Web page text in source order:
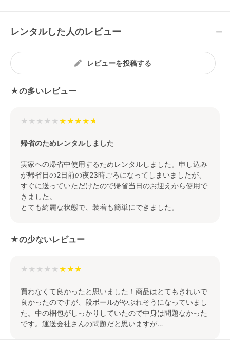
レンタルした人のレビュー
レビューを投稿する
★の多いレビュー
★★★★★
帰省のためレンタルしました
実家への帰省中使用するためレンタルしました。申し込み
が帰省日の2日前の夜23時ごろになってしまいましたが、
すぐに送っていただけたので帰省当日のお迎えから使用で
きました。
とても綺麗な状態で、装着も簡単にできました。
★の少ないレビュー
★★★★★
買わなくて良かったと思いました！商品はとてもきれいで
良かったのですが、段ボールがやぶれそうになっていまし
た。中の梱包がしっかりしていたので中身は問題なかった
です。運送会社さんの問題だと思いますが…